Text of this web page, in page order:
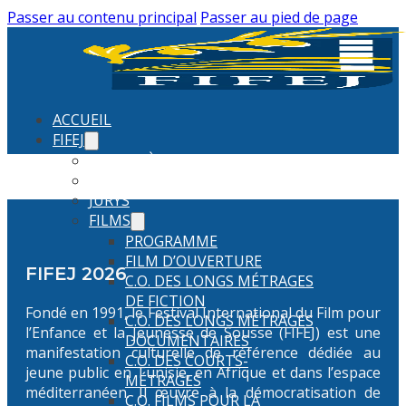
Passer au contenu principal Passer au pied de page
ACCUEIL
FIFEJ
PALMARÈS (2026)
JURYS
FILMS
PROGRAMME
FILM D’OUVERTURE
C.O. DES LONGS MÉTRAGES
DE FICTION
C.O. DES LONGS MÉTRAGES
DOCUMENTAIRES
C.O. DES COURTS-
MÉTRAGES
C.O. FILMS POUR LA
FIFEJ 2026
Fondé en 1991, le Festival International du Film pour
l’Enfance et la Jeunesse de Sousse (FIFEJ) est une
manifestation culturelle de référence dédiée au
jeune public en Tunisie, en Afrique et dans l’espace
méditerranéen. Il œuvre à la démocratisation de